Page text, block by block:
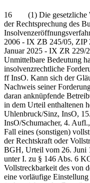
16 (1) Die gesetzliche
der Rechtsprechung des
2006 - IX ZB 245/05, ZIP
Januar 2025 - IX ZR 229/
Unmittelbare Bedeutung
insolvenzrechtliche
ff InsO. Kann sich der
Nachweis seiner
daran anknüpfende
in dem Urteil enthaltenen
Uhlenbruck/Sinz, InsO,
InsO/Schumacher, 4.
Fall eines (sonstigen)
der Rechtskraft oder
BGH, Urteil vom 26. Juni
unter I. zu § 146 Abs. 6
Vollstreckbarkeit des von
eine vorläufige